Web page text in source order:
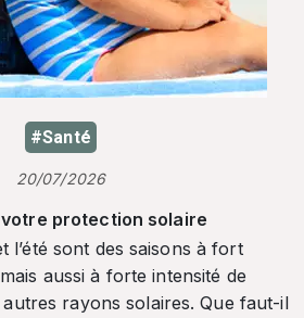
#Santé
20/07/2026
protection solaire
l’été sont des saisons à fort
aussi à forte intensité de
rayons solaires. Que faut-il